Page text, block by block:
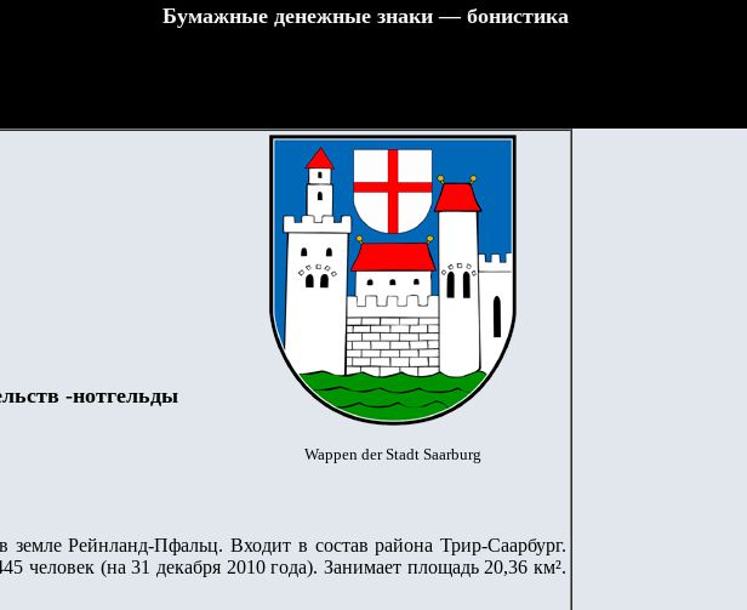
Бумажные денежные знаки — бонистика
-нотгельды
Wappen der Stadt Saarburg
Рейнланд-Пфальц. Входит в состав района Трир-Саарбург.
человек (на 31 декабря 2010 года). Занимает площадь 20,36 км².